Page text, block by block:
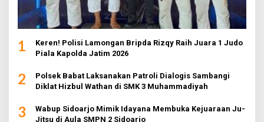
1
Keren! Polisi Lamongan Bripda Rizqy Raih Juara 1 Judo
Piala Kapolda Jatim 2026
2
Polsek Babat Laksanakan Patroli Dialogis Sambangi
Diklat Hizbul Wathan di SMK 3 Muhammadiyah
3
Wabup Sidoarjo Mimik Idayana Membuka Kejuaraan Ju-
Jitsu di Aula SMPN 2 Sidoarjo